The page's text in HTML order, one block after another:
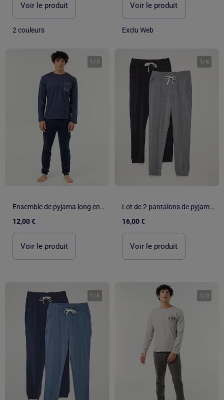
Voir le produit
2 couleurs
Voir le produit
Exclu Web
1 / 3
Ensemble de pyjama long en jersey - 2 pièces
12,00 €
Voir le produit
1 / 6
Lot de 2 pantalons de pyjama !
16,00 €
Voir le produit
1 / 6 1 / 3